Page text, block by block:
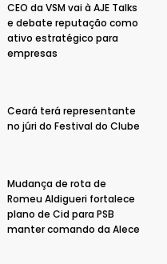
CEO da VSM vai à AJE Talks
e debate reputação como
ativo estratégico para
empresas
Ceará terá representante
no júri do Festival do Clube
Mudança de rota de
Romeu Aldigueri fortalece
plano de Cid para PSB
manter comando da Alece